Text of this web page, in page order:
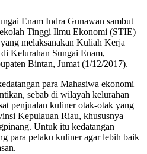
Enam Indra Gunawan sambut
Tinggi Ilmu Ekonomi (STIE)
melaksanakan Kuliah Kerja
Kelurahan Sungai Enam,
Bintan, Jumat (1/12/2017).
para Mahasiwa ekonomi
sebab di wilayah kelurahan
penjualan kuliner otak-otak yang
Kepulauan Riau, khususnya
Untuk itu kedatangan
para pelaku kuliner agar lebih baik